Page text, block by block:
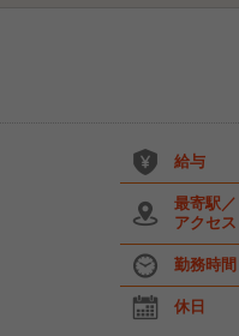
給与
最寄駅／
アクセス
勤務時間
休日